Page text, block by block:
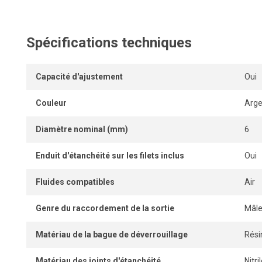
L’absence de partie interne pénétrant dans le tube assure
Spécifications techniques
Capacité d'ajustement Oui
Couleur
Diamètre nominal (mm) 6
Enduit d'étanchéité sur les filets inclus Oui
Fluides compatibles Air
Genre du raccordement de la sortie Mâle
Matériau de la bague de déverrouillage